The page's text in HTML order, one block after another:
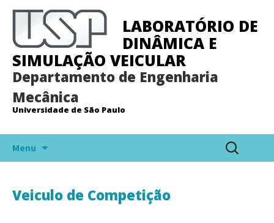
LABORATÓRIO DE
DINÂMICA E
SIMULAÇÃO VEICULAR
Departamento de Engenharia
Mecânica
Universidade de São Paulo
Menu
Pesquisar
por:
Veiculo de Competição